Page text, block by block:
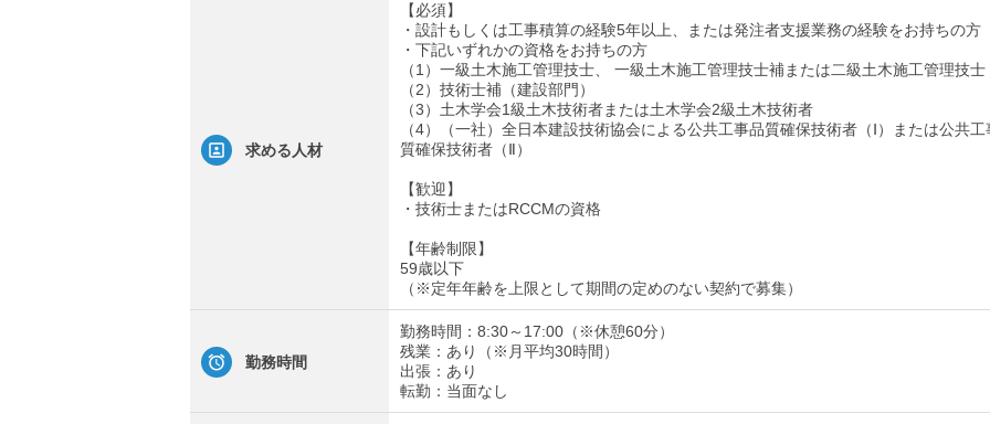
求める人材
【必須】
・設計もしくは工事積算の経験5年以上、または発注者支援業務の経験をお持ちの方
・下記いずれかの資格をお持ちの方
（1）一級土木施工管理技士、 一級土木施工管理技士補または二級土木施工管理技士
（2）技術士補（建設部門）
（3）土木学会1級土木技術者または土木学会2級土木技術者
（4）（一社）全日本建設技術協会による公共工事品質確保技術者（Ⅰ）または公共工
質確保技術者（Ⅱ）
【歓迎】
・技術士またはRCCMの資格
【年齢制限】
59歳以下
（※定年年齢を上限として期間の定めのない契約で募集）
勤務時間
勤務時間：8:30～17:00（※休憩60分）
残業：あり（※月平均30時間）
出張：あり
転勤：当面なし